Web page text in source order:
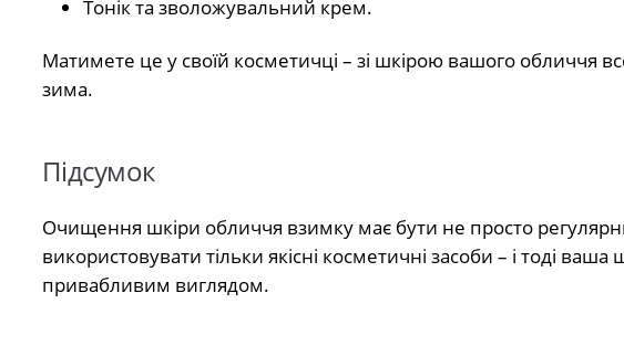
Тонік та зволожувальний крем.
Матимете це у своїй косметичці – зі шкірою вашого обличчя
зима.
Підсумок
Очищення шкіри обличчя взимку має бути не просто
використовувати тільки якісні косметичні засоби – і тоді
привабливим виглядом.